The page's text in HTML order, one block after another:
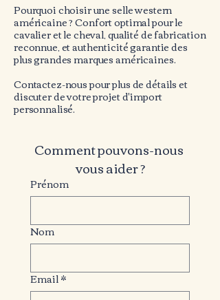
Pourquoi choisir une selle western
américaine ? Confort optimal pour le
cavalier et le cheval, qualité de fabrication
reconnue, et authenticité garantie des
plus grandes marques américaines.
Contactez-nous pour plus de détails et
discuter de votre projet d'import
personnalisé.
Comment pouvons-nous
vous aider ?
Prénom
Nom
Email*